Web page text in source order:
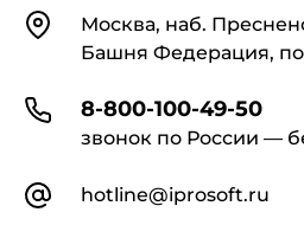
КонтактыМосква, наб.
Башня Федерация,
8-800-100-49-50
звонок по России —
hotline@iprosoft.ru